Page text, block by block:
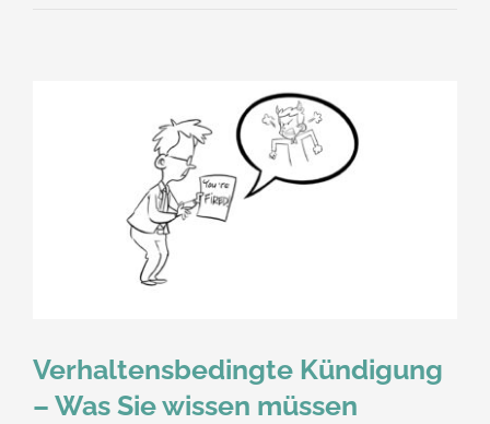
Verhaltensbedingte Kündigung
– Was Sie wissen müssen